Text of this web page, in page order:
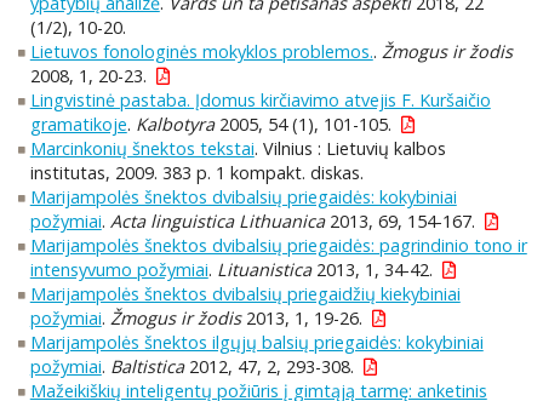
(1/2), 10-20.
Lietuvos fonologinės mokyklos problemos.. Žmogus ir žodis
2008, 1, 20-23.
Lingvistinė pastaba. Įdomus kirčiavimo atvejis F. Kuršaičio
gramatikoje. Kalbotyra2005, 54 (1), 101-105.
Marcinkonių šnektos tekstai. Vilnius : Lietuvių kalbos
institutas, 2009. 383 p. 1 kompakt. diskas.
Marijampolės šnektos dvibalsių priegaidės: kokybiniai
požymiai. Acta linguistica Lithuanica2013, 69, 154-167.
Marijampolės šnektos dvibalsių priegaidės: pagrindinio tono ir
intensyvumo požymiai. Lituanistica2013, 1, 34-42.
Marijampolės šnektos dvibalsių priegaidžių kiekybiniai
požymiai. Žmogus ir žodis2013, 1, 19-26.
Marijampolės šnektos ilgųjų balsių priegaidės: kokybiniai
požymiai. Baltistica2012, 47, 2, 293-308.
Mažeikiškių inteligentų požiūris į gimtąją tarmę: anketinis